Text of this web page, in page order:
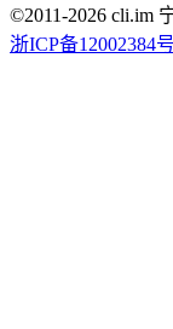
©2011-2026 cli.im
浙ICP备12002384号